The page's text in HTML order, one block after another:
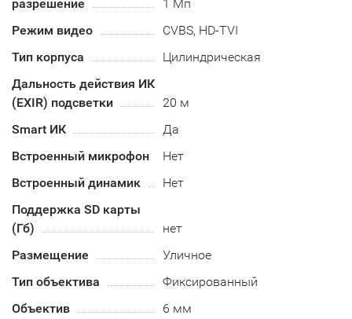
разрешение
1 Мп
Режим видео
CVBS, HD-TVI
Тип корпуса
Цилиндрическая
Дальность действия ИК
(EXIR) подсветки
20 м
Smart ИК
Да
Встроенный микрофон
Нет
Встроенный динамик
Нет
Поддержка SD карты
(Гб)
нет
Размещение
Уличное
Тип объектива
Фиксированный
Объектив
6 мм